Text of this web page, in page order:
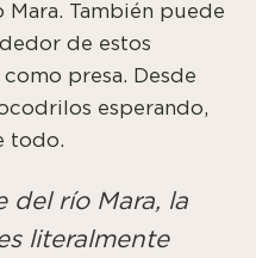
También puede
de estos
presa. Desde
esperando,
todo.
del río Mara, la
literalmente